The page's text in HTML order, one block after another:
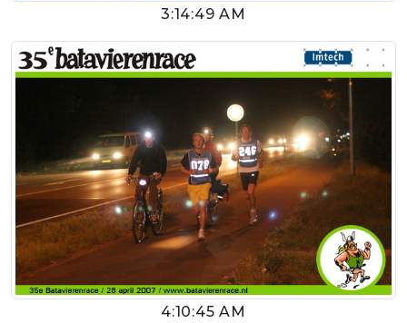
3:14:49 AM
4:10:45 AM